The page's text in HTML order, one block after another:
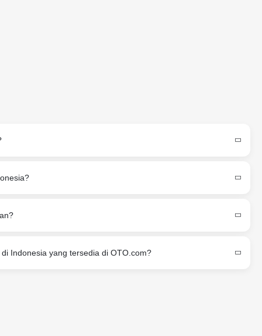
Indonesia yang tersedia di OTO.com?